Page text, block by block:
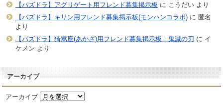
【パズドラ】アグリゲート用フレンド募集掲示板 に こうだいより
【パズドラ】キリン用フレンド募集掲示板(モンハンコラボ)に 匿名
より
【パズドラ】猗窩座(あかざ)用フレンド募集掲示板｜鬼滅の刃 に イ
ケメン より
アーカイブ
アーカイブ